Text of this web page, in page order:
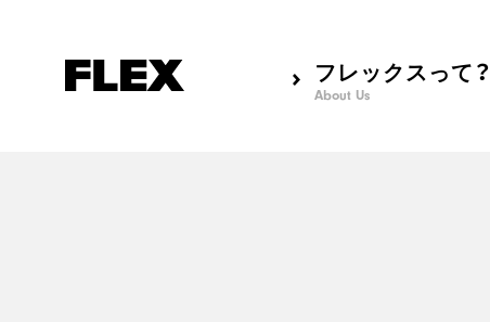
フレックスって？
About Us